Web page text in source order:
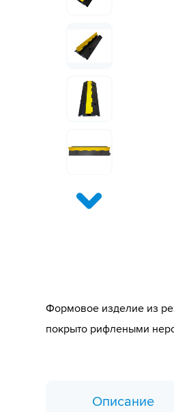
Формовое изделие из
покрыто рифлеными
Описание